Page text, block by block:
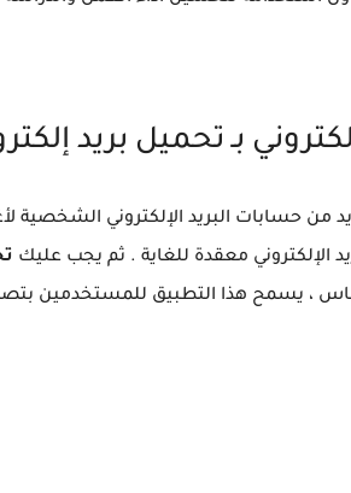
بـ تحميل بريد
حسابات البريد الإلكتروني الشخصية
الإلكتروني معقدة للغاية . ثم يجب عليك
، يسمح هذا التطبيق للمستخدمين